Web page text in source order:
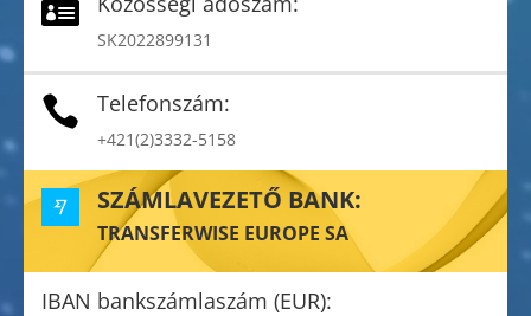

SK2022899131
 Telefonszám:
+421(2)3332-5158
SZÁMLAVEZETŐ BANK:
TRANSFERWISE EUROPE SA
IBAN bankszámlaszám (EUR):